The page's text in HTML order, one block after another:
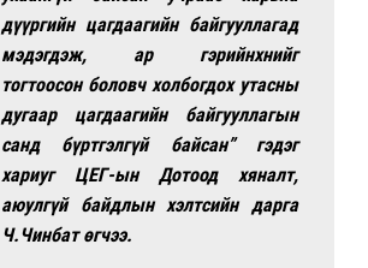
дүүргийн цагдаагийн байгууллагад
мэдэгдэж, ар гэрийнхнийг
тогтоосон боловч холбогдох утасны
дугаар цагдаагийн байгууллагын
санд бүртгэлгүй байсан” гэдэг
хариуг ЦЕГ-ын Дотоод хяналт,
аюулгүй байдлын хэлтсийн дарга
Ч.Чинбат өгчээ.